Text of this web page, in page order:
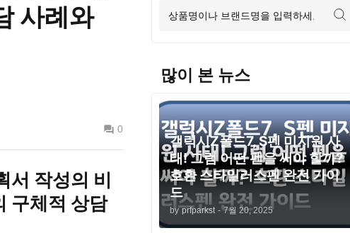
사례와
0
서 작성의 비
구체적 상담
많이 본 뉴스
갤럭시Z폴드7, S펜 미지원 사
태! 그럼 어떤 펜을 써야 할까?
호환 스타일러스펜 완전 가이
드
by prfparkst - 7월 20, 2025